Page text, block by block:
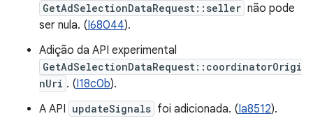
GetAdSelectionDataRequest::seller não pode
ser nula. (I68044).
Adição da API experimental
GetAdSelectionDataRequest::coordinatorOrigi
nUri . (I18c0b).
A API updateSignals foi adicionada. (Ia8512).